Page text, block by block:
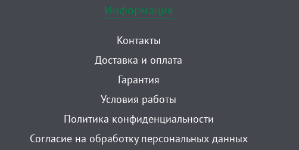
Информация
Контакты
Доставка и оплата
Гарантия
Условия работы
Политика конфиденциальности
Согласие на обработку персональных данных